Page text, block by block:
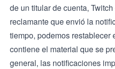
de un titular de cuenta,
reclamante que envió la
tiempo, podemos restablecer
contiene el material que se
general, las notificaciones